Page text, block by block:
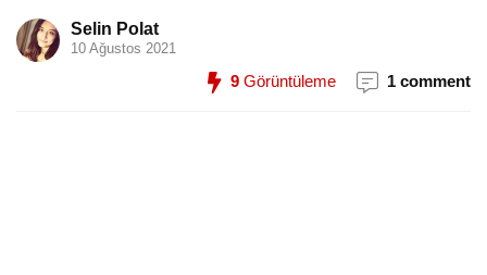
Selin Polat
10 Ağustos 2021
9 Görüntüleme 1 comment